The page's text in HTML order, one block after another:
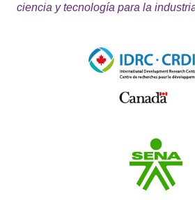
ciencia y tecnología para la